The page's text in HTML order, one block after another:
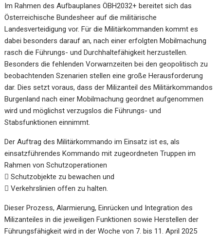
Im Rahmen des Aufbauplanes ÖBH2032+ bereitet sich das
Österreichische Bundesheer auf die militärische
Landesverteidigung vor. Für die Militärkommanden kommt es
dabei besonders darauf an, nach einer erfolgten Mobilmachung
rasch die Führungs- und Durchhaltefähigkeit herzustellen.
Besonders die fehlenden Vorwarnzeiten bei den geopolitisch zu
beobachtenden Szenarien stellen eine große Herausforderung
dar. Dies setzt voraus, dass der Milizanteil des Militärkommandos
Burgenland nach einer Mobilmachung geordnet aufgenommen
wird und möglichst verzugslos die Führungs- und
Stabsfunktionen einnimmt.
Der Auftrag des Militärkommando im Einsatz ist es, als
einsatzführendes Kommando mit zugeordneten Truppen im
Rahmen von Schutzoperationen
 Schutzobjekte zu bewachen und
 Verkehrslinien offen zu halten.
Dieser Prozess, Alarmierung, Einrücken und Integration des
Milizanteiles in die jeweiligen Funktionen sowie Herstellen der
Führungsfähigkeit wird in der Woche von 7. bis 11. April 2025